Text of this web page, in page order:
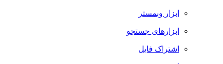
ابزار وبمستر
ابزارهای جستجو
اشتراک فایل